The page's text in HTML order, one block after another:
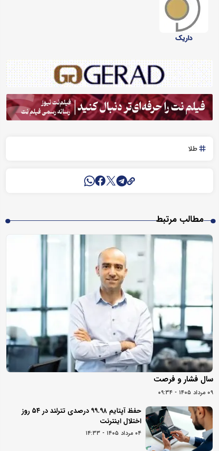
داریک
طلا
مطالب مرتبط
سال فشار و فرصت
۰۹ مرداد ۱۴۰۵ - ۰۹:۳۴
حفظ آپتایم ۹۹.۹۸ درصدی تترلند در ۵۴ روز
اختلال اینترنت
۰۴ مرداد ۱۴۰۵ - ۱۴:۳۳